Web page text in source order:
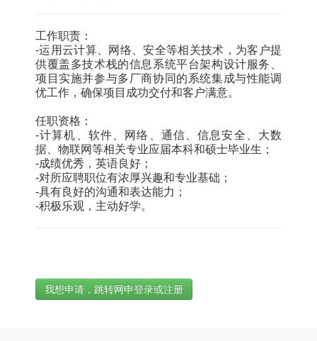
工作职责：
-运用云计算、网络、安全等相关技术，为客户提
供覆盖多技术栈的信息系统平台架构设计服务、
项目实施并参与多厂商协同的系统集成与性能调
优工作，确保项目成功交付和客户满意。
任职资格：
-计算机、软件、网络、通信、信息安全、大数
据、物联网等相关专业应届本科和硕士毕业生；
-成绩优秀，英语良好；
-对所应聘职位有浓厚兴趣和专业基础；
-具有良好的沟通和表达能力；
-积极乐观，主动好学。
我想申请，跳转网申登录或注册